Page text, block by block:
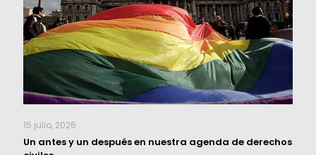
15 julio, 2026
Un antes y un después en nuestra agenda de derechos